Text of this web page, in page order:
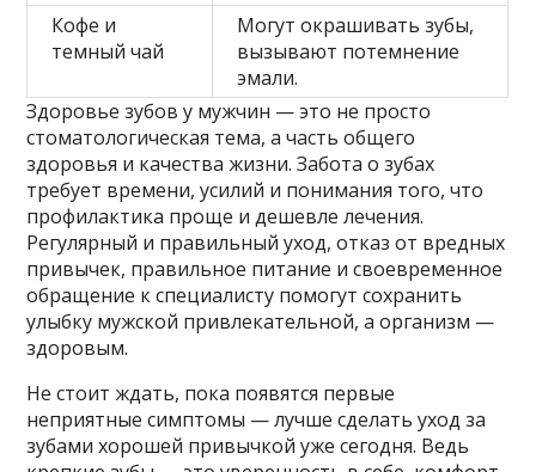
Кофе и
темный чай
Могут окрашивать зубы,
вызывают потемнение
эмали.
Здоровье зубов у мужчин — это не просто
стоматологическая тема, а часть общего
здоровья и качества жизни. Забота о зубах
требует времени, усилий и понимания того, что
профилактика проще и дешевле лечения.
Регулярный и правильный уход, отказ от вредных
привычек, правильное питание и своевременное
обращение к специалисту помогут сохранить
улыбку мужской привлекательной, а организм —
здоровым.
Не стоит ждать, пока появятся первые
неприятные симптомы — лучше сделать уход за
зубами хорошей привычкой уже сегодня. Ведь